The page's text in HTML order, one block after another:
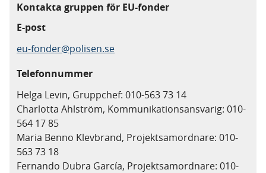
Kontakta gruppen för EU-fonder
E-post
eu-fonder@polisen.se
Telefonnummer
Helga Levin, Gruppchef: 010-563 73 14
Charlotta Ahlström, Kommunikationsansvarig: 010-
564 17 85
Maria Benno Klevbrand, Projektsamordnare: 010-
563 73 18
Fernando Dubra García, Projektsamordnare: 010-